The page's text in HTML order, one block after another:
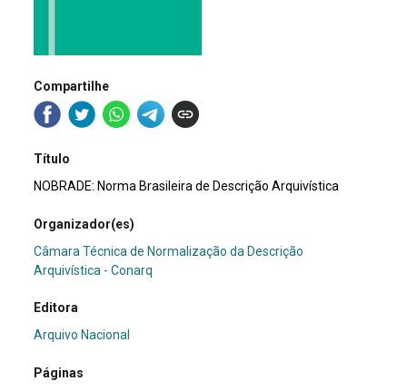
Compartilhe
Título
NOBRADE: Norma Brasileira de Descrição Arquivística
Organizador(es)
Câmara Técnica de Normalização da Descrição
Arquivística - Conarq
Editora
Arquivo Nacional
Páginas